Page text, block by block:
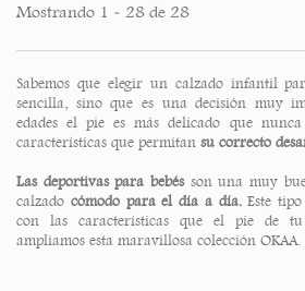
Mostrando 1 - 28 de 28
Sabemos que elegir un calzado infantil
sencilla, sino que es una decisión muy
edades el pie es más delicado que
características que permitan su correcto
Las deportivas para bebésson una muy
calzado cómodo para el día a día.Este tipo
con las características que el pie de tu
ampliamos esta maravillosa colección OKAA.